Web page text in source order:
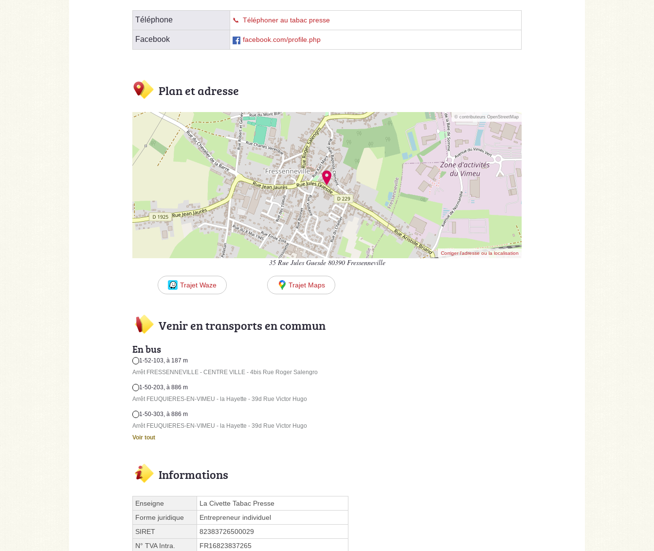
Téléphone Téléphoner au tabac presse
Facebook facebook.com/profile.php
Plan et adresse
© contributeurs OpenStreetMap
Corriger l’adresse ou la localisation
35 Rue Jules Guesde 80390 Fressenneville
Trajet Waze Trajet Maps
Venir en transports en commun
En bus
1-52-103, à 187 m
Arrêt FRESSENNEVILLE - CENTRE VILLE - 4bis Rue Roger Salengro
1-50-203, à 886 m
Arrêt FEUQUIERES-EN-VIMEU - la Hayette - 39d Rue Victor Hugo
1-50-303, à 886 m
Arrêt FEUQUIERES-EN-VIMEU - la Hayette - 39d Rue Victor Hugo
Voir tout
Informations
Enseigne
La Civette Tabac Presse
Forme juridique
Entrepreneur individuel
SIRET
82383726500029
N° TVA Intra.
FR16823837265